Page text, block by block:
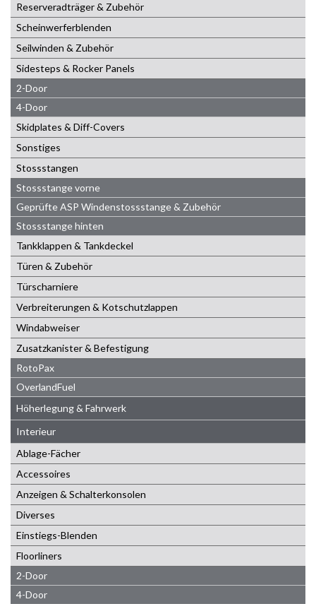
Reserveradträger & Zubehör
Scheinwerferblenden
Seilwinden & Zubehör
Sidesteps & Rocker Panels
2-Door
4-Door
Skidplates & Diff-Covers
Sonstiges
Stossstangen
Stossstange vorne
Geprüfte ASP Windenstossstange & Zubehör
Stossstange hinten
Tankklappen & Tankdeckel
Türen & Zubehör
Türscharniere
Verbreiterungen & Kotschutzlappen
Windabweiser
Zusatzkanister & Befestigung
RotoPax
OverlandFuel
Höherlegung & Fahrwerk
Interieur
Ablage-Fächer
Accessoires
Anzeigen & Schalterkonsolen
Diverses
Einstiegs-Blenden
Floorliners
2-Door
4-Door